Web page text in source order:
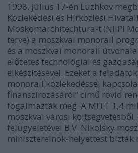
1998. július 17-én Luzhkov
Közlekedési és Hírközlési
Moskomarchitechtura-t (NIiPI
terve) a moszkvai monorail
és a moszkvai monorail
előzetes technológiai és
elkészítésével. Ezeket a
monorail közlekedéssel
finanszírozásáról” című rövid
fogalmazták meg. A MITT 1,4
moszkvai városi
felügyeletével B.V. Nikolsky
miniszterelnök-helyettest bízták